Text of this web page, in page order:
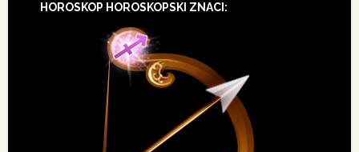
HOROSKOP HOROSKOPSKI ZNACI: